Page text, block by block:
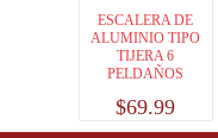
ESCALERA DE
ALUMINIO TIPO
TIJERA 6
PELDAÑOS
$69.99